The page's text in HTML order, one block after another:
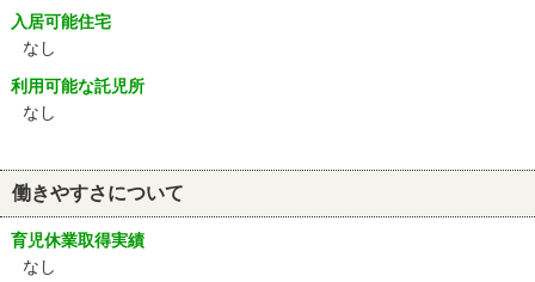
入居可能住宅
なし
利用可能な託児所
なし
働きやすさについて
育児休業取得実績
なし